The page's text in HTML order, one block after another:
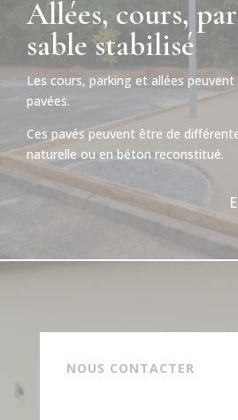
Allées, cours,
sable stabilisé
Les cours, parking et allées
pavées.
Ces pavés peuvent être de
naturelle ou en béton reconstitué.
NOUS CONTACTER